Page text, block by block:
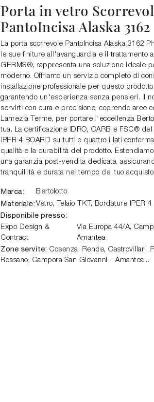
Porta in vetro
PantoIncisa Alaska
La porta scorrevole PantoIncisa Alaska 3162
le sue finiture all'avanguardia e il trattamento
GERMS®, rappresenta una soluzione ideale
moderno. Offriamo un servizio completo di
installazione professionale per questo
garantendo un'esperienza senza pensieri. Il
servirti con cura e precisione, coprendo aree
Lamezia Terme, per portare l'eccellenza
tua. La certificazione IDRO, CARB e FSC®
IPER 4 BOARD su tutti e quattro i lati
qualità e la durabilità del prodotto.
una garanzia post-vendita dedicata,
tranquillità e durata nel tempo del tuo acquisto.
Marca: Bertolotto
Materiale: Vetro, Telaio TKT, Bordature IPER 4
Disponibile presso:
Expo Design &
Contract
Via Europa 44/A,
Amantea
Zone servite: Cosenza, Rende, Castrovillari,
Rossano, Campora San Giovanni - Amantea...